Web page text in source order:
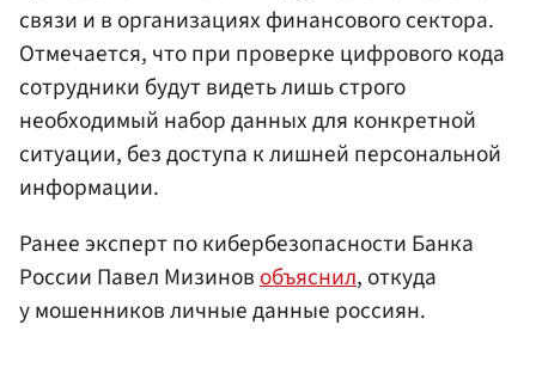
связи и в организациях финансового сектора.
Отмечается, что при проверке цифрового кода
сотрудники будут видеть лишь строго
необходимый набор данных для конкретной
ситуации, без доступа к лишней персональной
информации.
Ранее эксперт по кибербезопасности Банка
России Павел Мизиновобъяснил, откуда
у мошенников личные данные россиян.